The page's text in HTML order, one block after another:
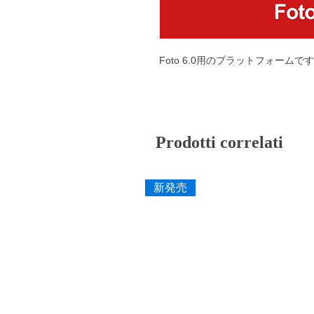
Foto 6.0用のプラットフォームで
Prodotti correlati
新発売